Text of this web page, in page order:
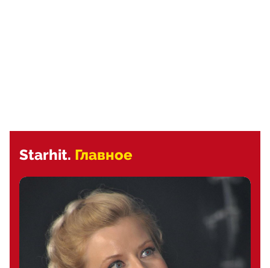
Starhit. Главное